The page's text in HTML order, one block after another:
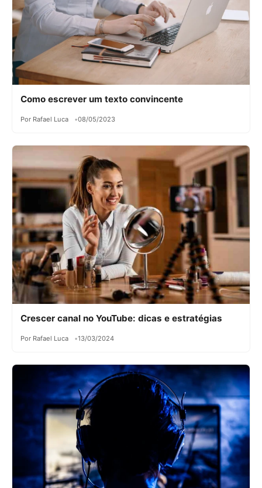
Como escrever um texto convincente
Por Rafael Luca 08/05/2023
Crescer canal no YouTube: dicas e estratégias
Por Rafael Luca 13/03/2024